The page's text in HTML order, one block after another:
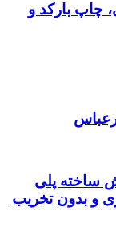
چاپ بارکد و
ساخته پلی
و بدون تخریب